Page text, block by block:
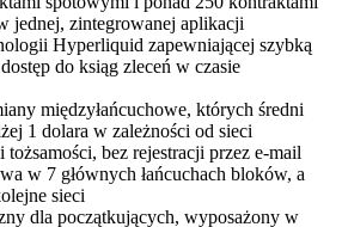
jednej, zintegrowanej aplikacji
Hyperliquid zapewniającej szybką
do ksiąg zleceń w czasie
międzyłańcuchowe, których średni
1 dolara w zależności od sieci
bez rejestracji przez e-mail
w 7 głównych łańcuchach bloków, a
sieci
dla początkujących, wyposażony w